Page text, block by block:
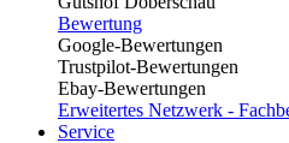
Bewertung
Google-Bewertungen
Trustpilot-Bewertungen
Ebay-Bewertungen
Erweitertes Netzwerk -
Service